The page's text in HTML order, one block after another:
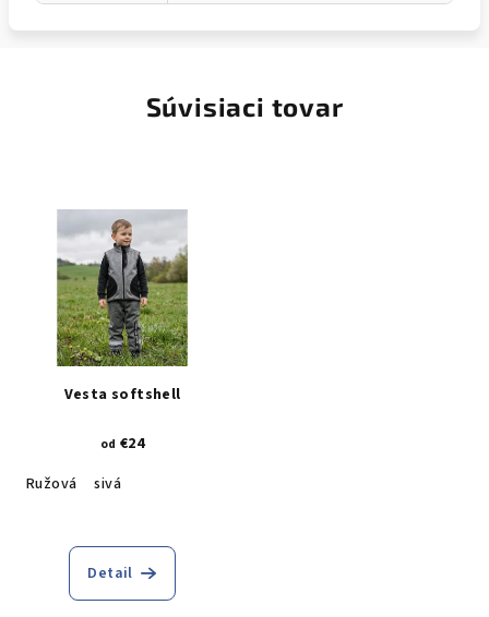
Súvisiaci tovar
Vesta softshell
od €24
Ružová
sivá
Detail